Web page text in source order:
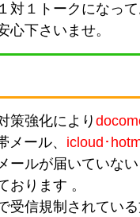
対１トークになっ
心下さいませ。
策強化により
メール、 icloud･
ールが届いていな
おります 。
受信規制されてい